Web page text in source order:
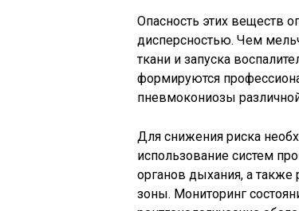
Опасность этих веществ
дисперсностью. Чем
ткани и запуска
формируются
пневмокониозы
Для снижения риска
использование систем
органов дыхания, а
зоны. Мониторинг